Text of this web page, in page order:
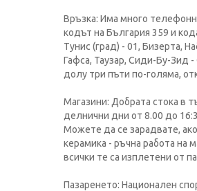
Връзка: Има много
кодът на България 359 и
Тунис (град) - 01, Бизерта,
Гафса, Таузар, Сиди-Бу-Зид -
долу три пъти по-голяма,
Магазини: Добрата стока в
делнични дни от 8.00 до
Можете да се зарадвате,
керамика - ръчна работа на
всички те са изплетени от
Пазаренето: Национален